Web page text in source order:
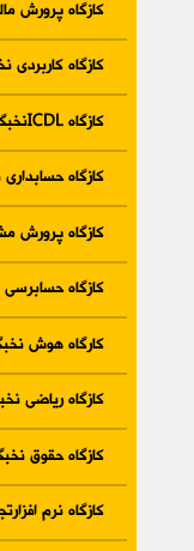
کازگاه پرورش
کازگاه کاربردی
کازگاه ICDLنخبگان
کازگاه
کازگاه پرورش
کازگاه حسابرسی
کارگاه هوش
کازگاه ریاضی
کازگاه حقوق
کازگاه نرم